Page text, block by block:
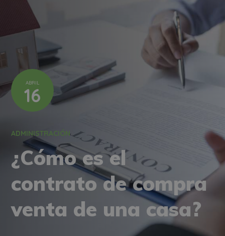
ABRIL
16
ADMINISTRACIÓN
¿Cómo es el
contrato de compra
venta de una casa?